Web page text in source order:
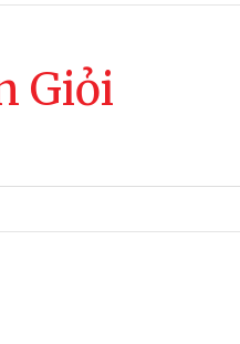
Giỏi